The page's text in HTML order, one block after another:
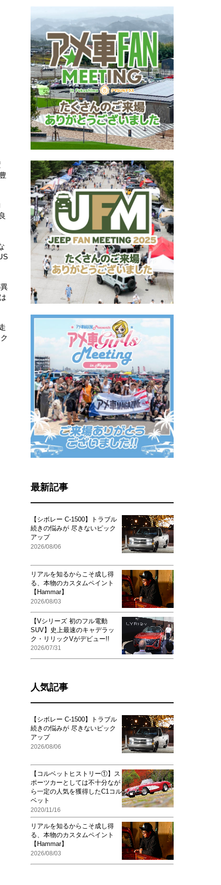
最新記事
【シボレー C-1500】トラブル
続きの悩みが 尽きないピック
アップ
2026/08/06
リアルを知るからこそ成し得
る、本物のカスタムペイント
【Hammar】
2026/08/03
【Vシリーズ 初のフル電動
SUV】史上最速のキャデラッ
ク・リリックVがデビュー!!
2026/07/31
人気記事
【シボレー C-1500】トラブル
続きの悩みが 尽きないピック
アップ
2026/08/06
【コルベットヒストリー①】ス
ポーツカーとしては不十分なが
ら一定の人気を獲得したC1コル
ベット
2020/11/16
リアルを知るからこそ成し得
る、本物のカスタムペイント
【Hammar】
2026/08/03